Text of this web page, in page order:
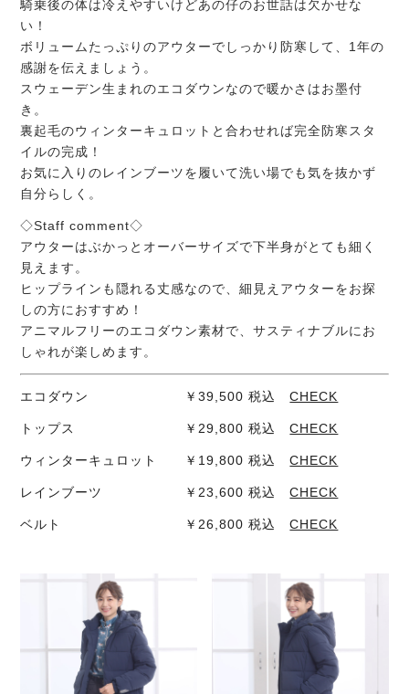
騎乗後の体は冷えやすいけどあの仔のお世話は欠かせな
い！
ボリュームたっぷりのアウターでしっかり防寒して、1年の
感謝を伝えましょう。
スウェーデン生まれのエコダウンなので暖かさはお墨付
き。
裏起毛のウィンターキュロットと合わせれば完全防寒スタ
イルの完成！
お気に入りのレインブーツを履いて洗い場でも気を抜かず
自分らしく。
◇Staff comment◇
アウターはぶかっとオーバーサイズで下半身がとても細く
見えます。
ヒップラインも隠れる丈感なので、細見えアウターをお探
しの方におすすめ！
アニマルフリーのエコダウン素材で、サスティナブルにお
しゃれが楽しめます。
エコダウン ￥39,500 税込CHECK
トップス ￥29,800 税込CHECK
ウィンターキュロット ￥19,800 税込CHECK
レインブーツ ￥23,600 税込CHECK
ベルト ￥26,800 税込CHECK